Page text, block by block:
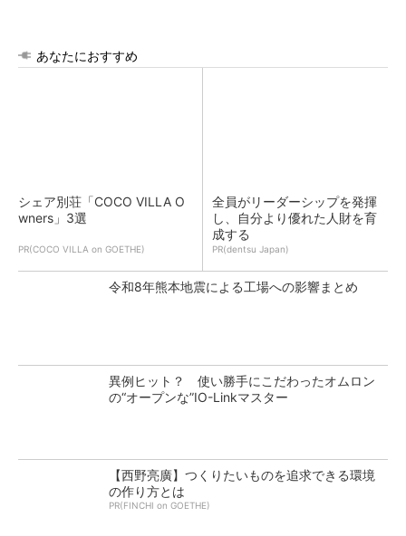
あなたにおすすめ
シェア別荘「COCO VILLA O
wners」3選
PR(COCO VILLA on GOETHE)
全員がリーダーシップを発揮
し、自分より優れた人財を育
成する
PR(dentsu Japan)
令和8年熊本地震による工場への影響まとめ
異例ヒット？ 使い勝手にこだわったオムロン
の“オープンな”IO-Linkマスター
【西野亮廣】つくりたいものを追求できる環境
の作り方とは
PR(FINCHI on GOETHE)